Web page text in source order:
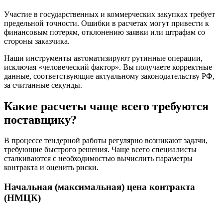
Участие в государственных и коммерческих закупках требует
предельной точности. Ошибки в расчетах могут привести к
финансовым потерям, отклонению заявки или штрафам со
стороны заказчика.
Наши инструменты автоматизируют рутинные операции,
исключая «человеческий фактор». Вы получаете корректные
данные, соответствующие актуальному законодательству РФ,
за считанные секунды.
Какие расчеты чаще всего требуются
поставщику?
В процессе тендерной работы регулярно возникают задачи,
требующие быстрого решения. Чаще всего специалисты
сталкиваются с необходимостью вычислить параметры
контракта и оценить риски.
Начальная (максимальная) цена контракта
(НМЦК)